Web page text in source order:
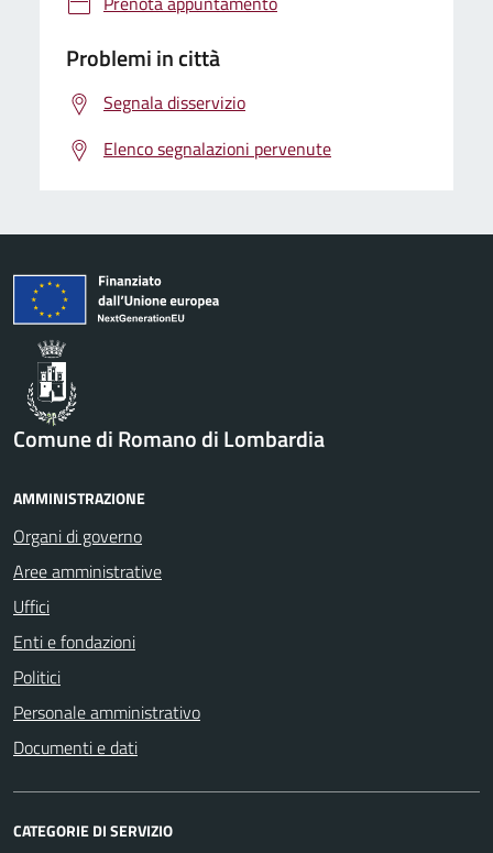
Problemi in città
Segnala disservizio
Elenco segnalazioni pervenute
Comune di Romano di Lombardia
AMMINISTRAZIONE
Organi di governo
Aree amministrative
Uffici
Enti e fondazioni
Politici
Personale amministrativo
Documenti e dati
CATEGORIE DI SERVIZIO